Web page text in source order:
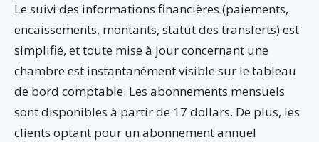
Le suivi des informations financières (paiements,
encaissements, montants, statut des transferts) est
simplifié, et toute mise à jour concernant une
chambre est instantanément visible sur le tableau
de bord comptable. Les abonnements mensuels
sont disponibles à partir de 17 dollars. De plus, les
clients optant pour un abonnement annuel